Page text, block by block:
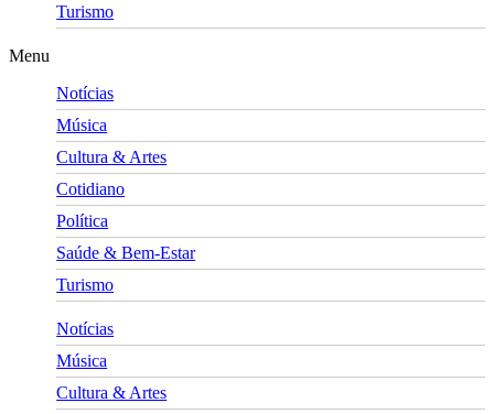
Turismo
Menu
Notícias
Música
Cultura & Artes
Cotidiano
Política
Saúde & Bem-Estar
Turismo
Notícias
Música
Cultura & Artes